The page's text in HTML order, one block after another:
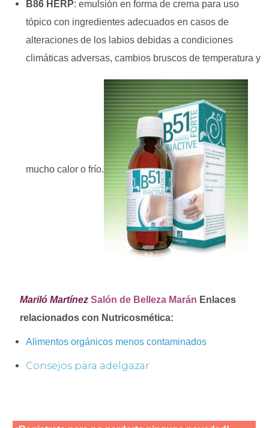
B86 HERP: emulsión en forma de crema para uso
tópico con ingredientes adecuados en casos de
alteraciones de los labios debidas a condiciones
climáticas adversas,cambios bruscos de temperatura y
mucho calor o frío.
Mariló Martínez Salón de Belleza Marán Enlaces
relacionados con Nutricosmética:
Alimentos orgánicos menos contaminados
Consejos para adelgazar